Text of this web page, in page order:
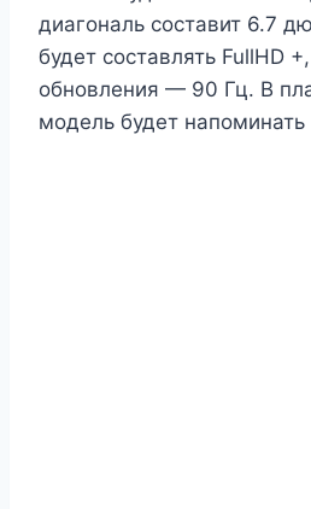
диагональ составит 6.7
будет составлять FullHD
обновления — 90 Гц. В
модель будет